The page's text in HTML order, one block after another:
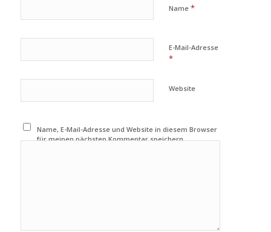
Name *
E-Mail-Adresse
*
Website
Name, E-Mail-Adresse und Website in diesem Browser
für meinen nächsten Kommentar speichern.